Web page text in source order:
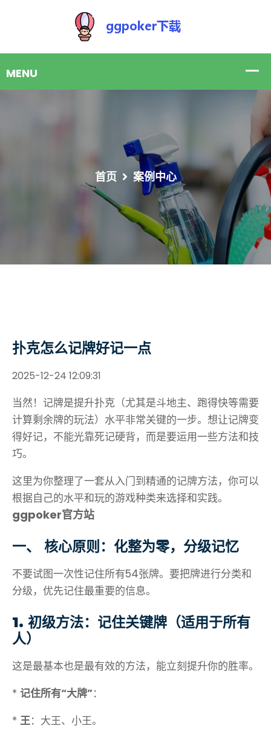
首页 案例中心
扑克怎么记牌好记一点
2025-12-24 12:09:31
当然！记牌是提升扑克（尤其是斗地主、跑得快等需要
计算剩余牌的玩法）水平非常关键的一步。想让记牌变
得好记，不能光靠死记硬背，而是要运用一些方法和技
巧。
这里为你整理了一套从入门到精通的记牌方法，你可以
根据自己的水平和玩的游戏种类来选择和实践。
ggpoker官方站
一、 核心原则：化整为零，分级记忆
不要试图一次性记住所有54张牌。要把牌进行分类和
分级，优先记住最重要的信息。
1. 初级方法：记住关键牌（适用于所有
人）
这是最基本也是最有效的方法，能立刻提升你的胜率。
* 记住所有“大牌”：
* 王：大王、小王。